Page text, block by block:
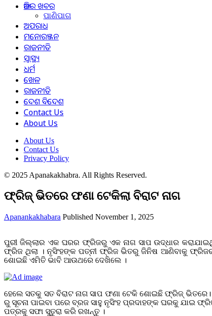
ଆଜିର ଖବର
ପାଣିପାଗ
ଅପରାଧ
ମନୋରଞ୍ଜନ
ରାଜନୀତି
ସ୍ୱାସ୍ଥ୍ୟ
ଧର୍ମ
ଖେଳ
ରାଜନୀତି
ଦେଶ ବିଦେଶ
Contact Us
About Us
About Us
Contact Us
Privacy Policy
© 2025 Apanakakhabra. All Rights Reserved.
ଫ୍ରିଜ୍ ଭିତରେ ଫଣା ଟେକିଲା ବିରାଟ ନାଗ
Apanankakhabara Published November 1, 2025
ପୁରୀ ଜିଲ୍ଲାର ଏକ ଘରର ଫ୍ରିଜରୁ ଏକ ନାଗ ସାପ ଉଦ୍ଧାର
ଫ୍ରିଜ ଥିଲା । ନୃସିଂହଙ୍କ ପତ୍ନୀ ଫ୍ରିଜ ଭିତରୁ ଜିନିଷ ଆଣିବାକୁ
ଶୋଇଛି ଏମିତି ଭାବି ଆଉଥରେ ଦେଖିଲେ ।
ହେଲେ ସତକୁ ସତ ବିରାଟ ନାଗ ସାପ ଫଣା ଟେକି ଶୋଇଛି ଫ୍ରିଜ୍
ରୁ ସୂଚନା ପାଇବା ପରେ ବ୍ରଜ ସାହୁ ନୃସିଂହ ପ୍ରଦାହଙ୍କ ଘରକୁ ଯାଇ
ପତ୍ରକୁ ସଫା ସୁତୁରା କରି ରଖନ୍ତୁ ।